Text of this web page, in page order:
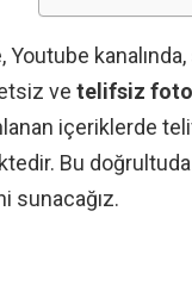
ve telifsiz
içeriklerde
Bu
sunacağız.